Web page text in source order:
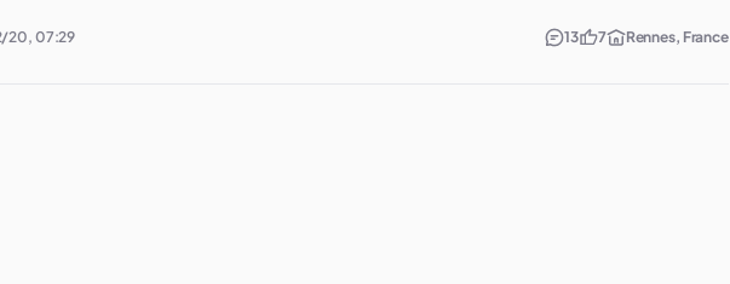
20, 07:29 13 7 Rennes, France